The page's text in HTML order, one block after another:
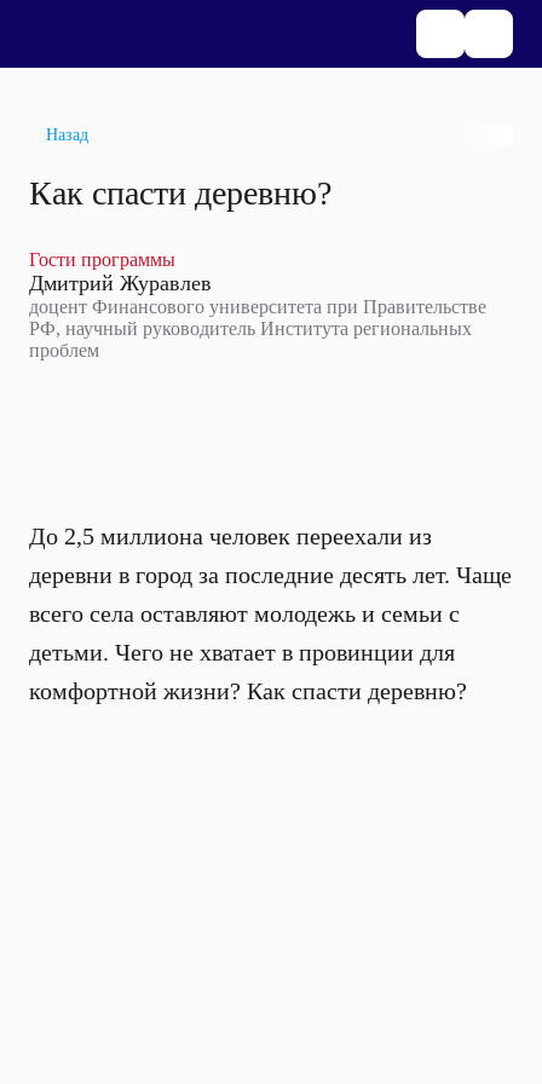
Назад
Как спасти деревню?
Гости программы
Дмитрий Журавлев
доцент Финансового университета при Правительстве
РФ, научный руководитель Института региональных
проблем
До 2,5 миллиона человек переехали из
деревни в город за последние десять лет. Чаще
всего села оставляют молодежь и семьи с
детьми. Чего не хватает в провинции для
комфортной жизни? Как спасти деревню?